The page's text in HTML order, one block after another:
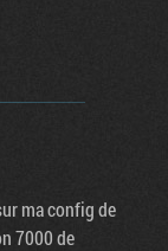
ma config de
7000 de